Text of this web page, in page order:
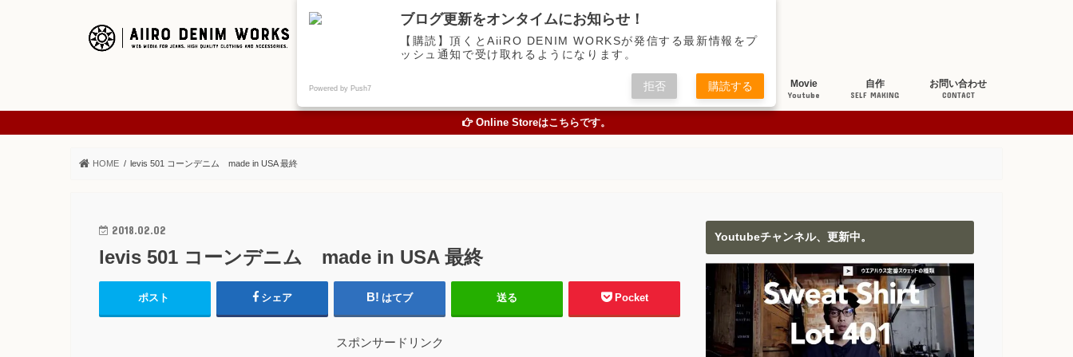
ご挨拶 お買い物
ONLINE STORE
色落ち研究
STUDY ABOUT JEANS
Movie
Youtube
自作
SELF MAKING
お問い合わせ
CONTACT
Online Storeはこちらです。
HOME levis 501 コーンデニム made in USA 最終
2018.02.02
levis 501 コーンデニム made in USA 最終
ポスト シェア はてブ 送る Pocket
スポンサードリンク
Youtubeチャンネル、更新中。
ブログ更新をオンタイムにお知らせ！
【購読】頂くとAiiRO DENIM WORKSが発信する最新情報をプ
ッシュ通知で受け取れるようになります。
Powered by Push7 拒否 購読する